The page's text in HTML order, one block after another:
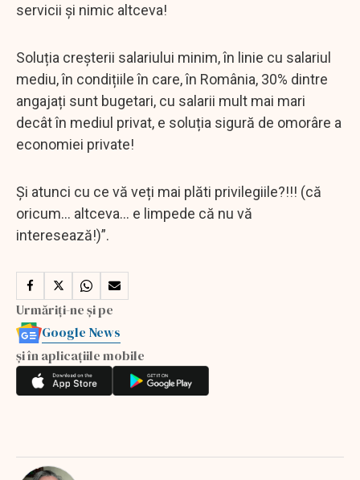
servicii și nimic altceva!
Soluția creșterii salariului minim, în linie cu salariul
mediu, în condițiile în care, în România, 30% dintre
angajați sunt bugetari, cu salarii mult mai mari
decât în mediul privat, e soluția sigură de omorâre a
economiei private!
Și atunci cu ce vă veți mai plăti privilegiile?!!! (că
oricum... altceva... e limpede că nu vă
interesează!)”.
Urmăriți-ne și pe
Google News
și în aplicațiile mobile